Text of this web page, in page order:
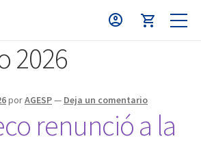
2026
porAGESP— Deja un comentario
renunció a la